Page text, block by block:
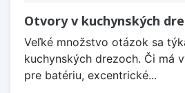
Otvory v kuchynských
Veľké množstvo otázok sa
kuchynských drezoch. Či má
pre batériu, excentrické...